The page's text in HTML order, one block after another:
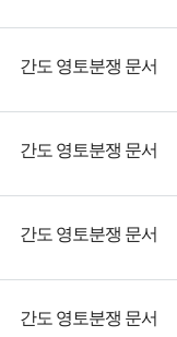
간도 영토분쟁 문서
간도 영토분쟁 문서
간도 영토분쟁 문서
간도 영토분쟁 문서